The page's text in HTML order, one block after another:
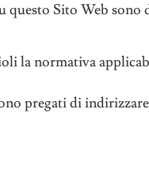
questo Sito Web
la normativa
pregati di